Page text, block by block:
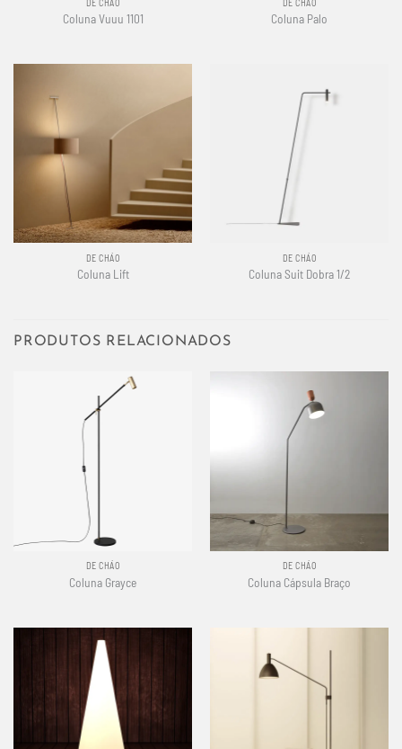
DE CHÃO
Coluna Vuuu 1101
DE CHÃO
Coluna Palo
DE CHÃO
Coluna Lift
DE CHÃO
Coluna Suit Dobra 1/2
PRODUTOS RELACIONADOS
DE CHÃO
Coluna Grayce
DE CHÃO
Coluna Cápsula Braço